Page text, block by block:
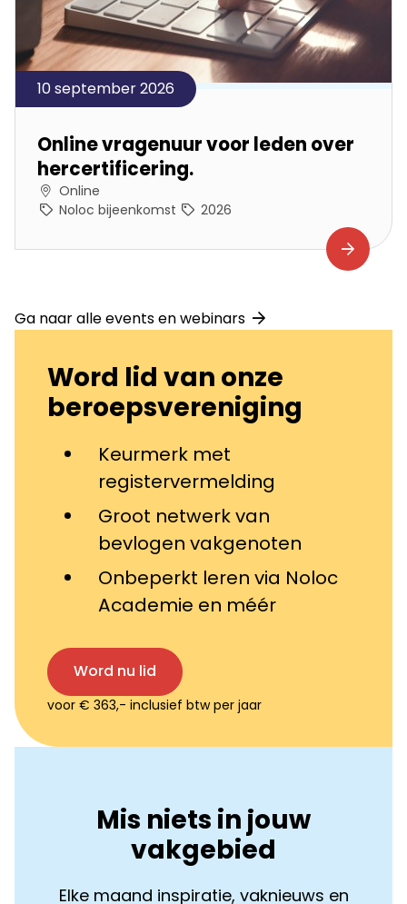
Online vragenuur voor leden over
hercertificering.
10 september 2026
Online
Noloc bijeenkomst
2026
Ga naar alle events en webinars
Word lid van onze
beroepsvereniging
Keurmerk met
registervermelding
Groot netwerk van
bevlogen vakgenoten
Onbeperkt leren via Noloc
Academie en méér
Word nu lid
voor € 363,- inclusief btw per jaar
Mis niets in jouw
vakgebied
Elke maand inspiratie, vaknieuws en